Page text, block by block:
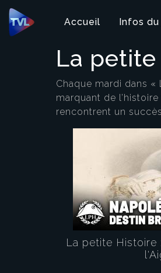
Panneau de gestion des cookies
Accueil Infos
La
Chaque mardi dans
marquant de
rencontrent un
La petite Histoire